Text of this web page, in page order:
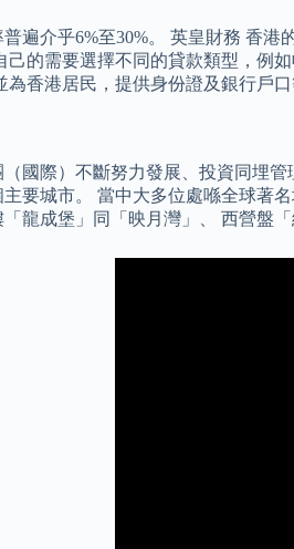
遍介乎6%至30%。 英皇財務 香
的需要選擇不同的貸款類型，例
香港居民，提供身份證及銀行戶
國際）不斷努力發展、投資同埋
要城市。 當中大多位處喺全球著
龍成堡」同「映月灣」、 西營盤